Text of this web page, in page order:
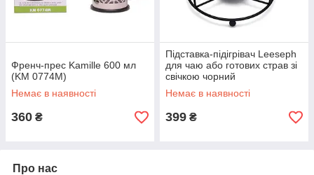
Френч-прес Kamille 600 мл
(KM 0774M)
Немає в наявності
360 ₴
Підставка-підігрівач Leeseph
для чаю або готових страв зі
свічкою чорний
Немає в наявності
399 ₴
Про нас